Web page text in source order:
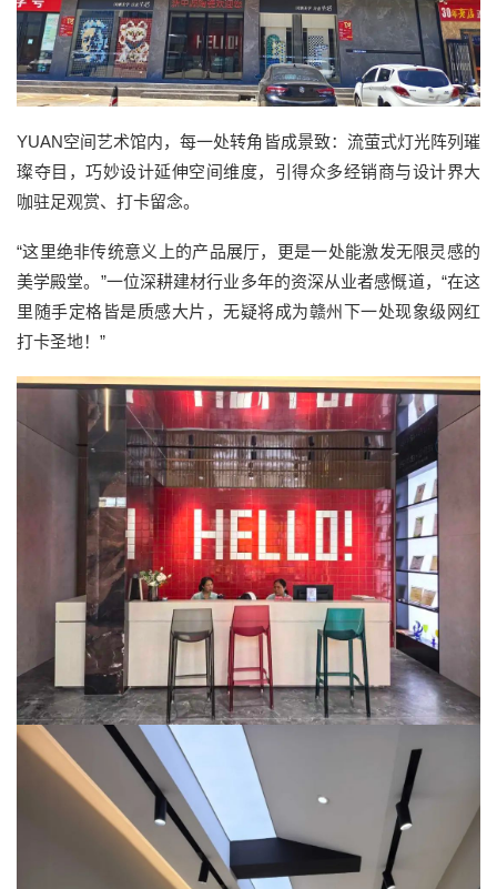
YUAN空间艺术馆内，每一处转角皆成景致：流萤式灯光阵列璀
璨夺目，巧妙设计延伸空间维度，引得众多经销商与设计界大
咖驻足观赏、打卡留念。
“这里绝非传统意义上的产品展厅，更是一处能激发无限灵感的
美学殿堂。”一位深耕建材行业多年的资深从业者感慨道，“在这
里随手定格皆是质感大片，无疑将成为赣州下一处现象级网红
打卡圣地！”